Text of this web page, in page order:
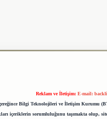
Reklam ve İletişim: E-mail:
Bilgi Teknolojileri ve İletişim Kurumu
içeriklerin sorumluluğunu taşımakta olup,